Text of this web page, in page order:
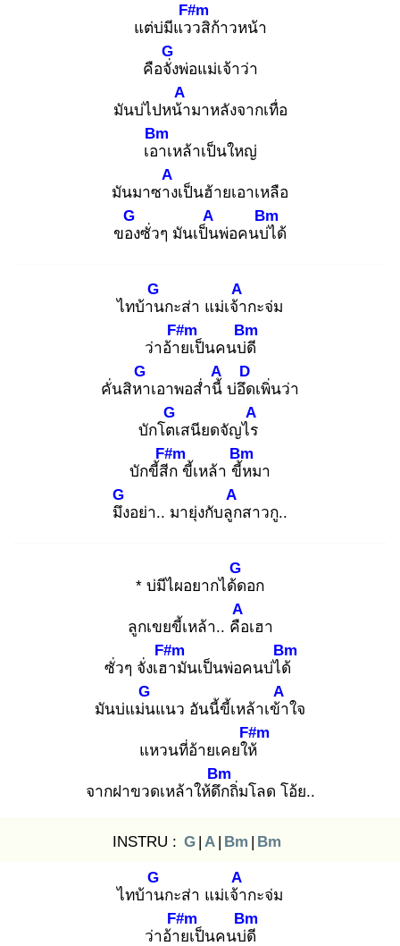
แต่บ่มีแวว
F#m
สิก้าวหน้า
คือจั่ง
G
พ่อแม่เจ้าว่า
มันบ่ไปหน้า
A
มาหลังจากเทื่อ
เอา
Bm
เหล้าเป็นใหญ่
มันมาซาง
A
เป็นฮ้ายเอาเหลือ
ของ
G
ซั่วๆ มันเป็น
A
พ่อคนบ่ไ
Bm
ด้
ไทบ้าน
G
กะส่า แม่เจ้า
A
กะจ่ม
ว่าอ้าย
F#m
เป็นคนบ่ดี
Bm
คั่นสิหา
G
เอาพอส่ำนี้
A
บ่อึด
D
เพิ่นว่า
บักโตเ
G
สนียดจัญไร
A
บักขี้สีก
F#m
ขี้เหล้า ขี้ห
Bm
มา
มึง
G
อย่า.. มายุ่งกับลูก
A
สาวกู..
* บ่มีไผอยากได้ด
G
อก
ลูกเขยขี้เหล้า.. คือ
A
เฮา
ซั่วๆ จั่งเฮา
F#m
มันเป็นพ่อคนบ่ได้
Bm
มันบ่แม่น
G
แนว อันนี้ขี้เหล้าเข้า
A
ใจ
แหวนที่อ้ายเคยให้
F#m
จากฝาขวดเหล้าให้ดึก
Bm
ถิ่มโลด โอ้ย..
INSTRU : G | A | Bm | Bm
ไทบ้าน
G
กะส่า แม่เจ้า
A
กะจ่ม
ว่าอ้าย
F#m
เป็นคนบ่ดี
Bm